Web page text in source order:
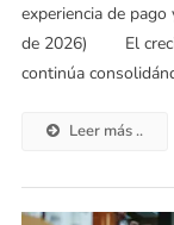
experiencia de
de 2026) El
continúa
Leer más ..